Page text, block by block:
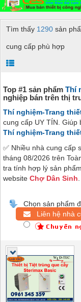
Tìm thấy 1290 sản
cung cấp phù hợp
Top #1 sản phẩm Thí
nghiệp bán trên thị
Thí nghiệm-Trang
cung cấp UY TÍN.
Thí nghiệm-Trang
✅ Nhiều nhà cung cấp
tháng 08/2026 trên
tra tính hợp lý sản
website Chợ Dân Sinh.
Chọn sản phẩm
Liên hệ nhà